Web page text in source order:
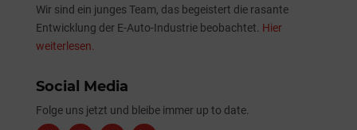
Wir sind ein junges Team, das begeistert die rasante
Entwicklung der E-Auto-Industrie beobachtet. Hier
weiterlesen.
Social Media
Folge uns jetzt und bleibe immer up to date.